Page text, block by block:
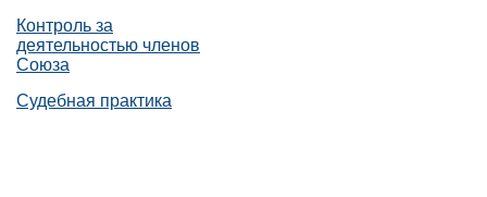
Контроль за
деятельностью членов
Союза
Судебная практика